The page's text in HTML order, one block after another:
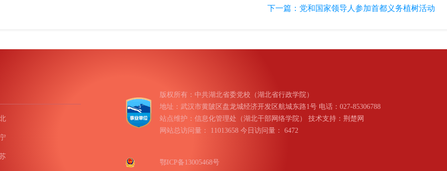
下一篇： 党和国家领导人参加首都义务植树活动
版权所有：中共湖北省委党校（湖北省行政学院）
地址：武汉市黄陂区盘龙城经济开发区航城东路1号 电话：027-85306788
站点维护：信息化管理处（湖北干部网络学院） 技术支持：荆楚网
网站总访问量： 11013658 今日访问量： 6472
鄂ICP备13005468号